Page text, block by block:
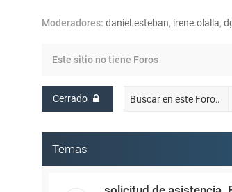
Moderadores: daniel.esteban, irene.olalla,
Este sitio no tiene Foros
Cerrado
Temas